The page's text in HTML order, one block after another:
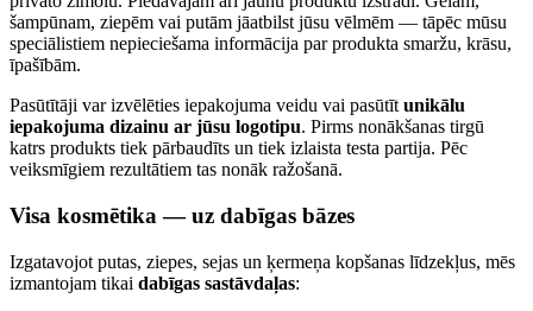
šampūnam, ziepēm vai putām jāatbilst jūsu vēlmēm — tāpēc mūsu
speciālistiem nepieciešama informācija par produkta smaržu, krāsu,
īpašībām.
Pasūtītāji var izvēlēties iepakojuma veidu vai pasūtīt unikālu
iepakojuma dizainu ar jūsu logotipu. Pirms nonākšanas tirgū
katrs produkts tiek pārbaudīts un tiek izlaista testa partija. Pēc
veiksmīgiem rezultātiem tas nonāk ražošanā.
Visa kosmētika — uz dabīgas bāzes
Izgatavojot putas, ziepes, sejas un ķermeņa kopšanas līdzekļus, mēs
izmantojam tikai dabīgas sastāvdaļas: